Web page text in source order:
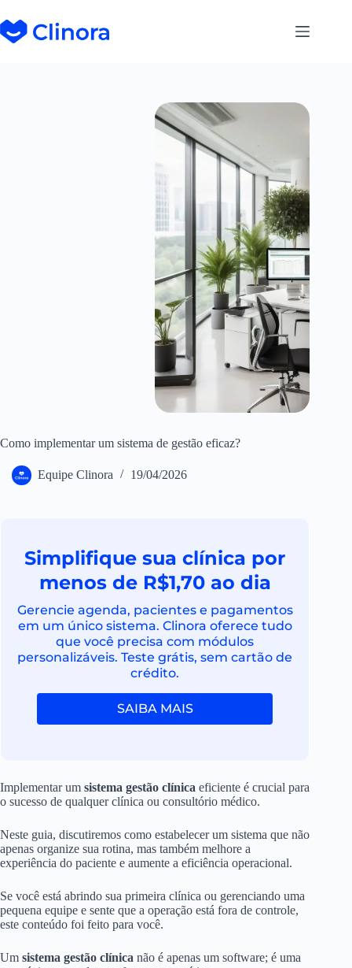
Como implementar um sistema de gestão eficaz?
Equipe Clinora 19/04/2026
Simplifique sua clínica por
menos de R$1,70 ao dia
Gerencie agenda, pacientes e pagamentos
em um único sistema. Clinora oferece tudo
que você precisa com módulos
personalizáveis. Teste grátis, sem cartão de
crédito.
SAIBA MAIS
Implementar um sistema gestão clínica eficiente é crucial para
o sucesso de qualquer clínica ou consultório médico.
Neste guia, discutiremos como estabelecer um sistema que não
apenas organize sua rotina, mas também melhore a
experiência do paciente e aumente a eficiência operacional.
Se você está abrindo sua primeira clínica ou gerenciando uma
pequena equipe e sente que a operação está fora de controle,
este conteúdo foi feito para você.
Um sistema gestão clínica não é apenas um software; é uma